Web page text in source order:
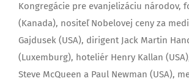
Kongregácie pre evanjelizáciu národov,
(Kanada), nositeľ Nobelovej ceny za
Gajdusek (USA), dirigent Jack Martin
(Luxemburg), hoteliér Henry Kallan
Steve McQueen a Paul Newman (USA),